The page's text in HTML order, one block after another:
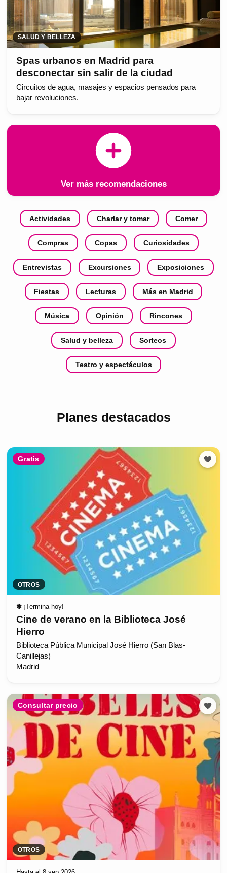
SALUD Y BELLEZA
Spas urbanos en Madrid para
desconectar sin salir de la ciudad
Circuitos de agua, masajes y espacios pensados para
bajar revoluciones.
Ver más recomendaciones
Actividades Charlar y tomar Comer
Compras Copas Curiosidades
Entrevistas Excursiones Exposiciones
Fiestas Lecturas Más en Madrid
Música Opinión Rincones
Salud y belleza Sorteos
Teatro y espectáculos
Planes destacados
Gratis
OTROS
✱ ¡Termina hoy!
Cine de verano en la Biblioteca José
Hierro
Biblioteca Pública Municipal José Hierro (San Blas-
Canillejas)
Madrid
Consultar precio
OTROS